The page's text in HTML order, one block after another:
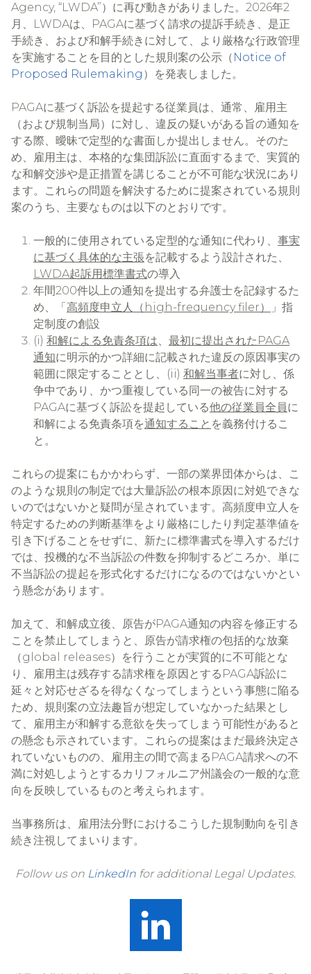
Agency, “LWDA”）に再び動きがありました。2026年2
月、LWDAは、PAGAに基づく請求の提訴手続き、是正
手続き、および和解手続きに対して、より厳格な行政管理
を実施することを目的とした規則案の公示（ Notice of
Proposed Rulemaking ）を発表しました。
PAGAに基づく訴訟を提起する従業員は、通常、雇用主
（および規制当局）に対し、違反の疑いがある旨の通知を
する際、曖昧で定型的な書面しか提出しません。そのた
め、雇用主は、本格的な集団訴訟に直面するまで、実質的
な和解交渉や是正措置を講じることが不可能な状況にあり
ます。これらの問題を解決するために提案されている規則
案のうち、主要なものは以下のとおりです。
一般的に使用されている定型的な通知に代わり、 事実
に基づく具体的な主張を記載するよう設計された、
LWDA起訴用標準書式の導入
年間200件以上の通知を提出する弁護士を記録するた
め、「高頻度申立人（high-frequency filer）
」指
定制度の創設
(i) 和解による免責条項は、 最初に提出されたPAGA
通知に明示的かつ詳細に記載された違反の原因事実の
範囲に限定することとし、(ii) 和解当事者に対し、係
争中であり、かつ重複している同一の被告に対する
PAGAに基づく訴訟を提起している他の従業員全員に
和解による免責条項を通知すること を義務付けるこ
と。
これらの提案にもかかわらず、一部の業界団体からは、こ
のような規則の制定では大量訴訟の根本原因に対処できな
いのではないかと疑問が呈されています。高頻度申立人を
特定するための判断基準をより厳格にしたり判定基準値を
引き下げることをせずに、新たに標準書式を導入するだけ
では、投機的な不当訴訟の件数を抑制するどころか、単に
不当訴訟の提起を形式化するだけになるのではないかとい
う懸念があります。
加えて、和解成立後、原告がPAGA通知の内容を修正する
ことを禁止してしまうと、原告が請求権の包括的な放棄
（global releases）を行うことが実質的に不可能とな
り、雇用主は残存する請求権を原因とするPAGA訴訟に
延々と対応せざるを得なくなってしまうという事態に陥る
ため、規則案の立法趣旨が想定していなかった結果とし
て、雇用主が和解する意欲を失ってしまう可能性があると
の懸念も示されています。これらの提案はまだ最終決定さ
れていないものの、雇用主の間で高まるPAGA請求への不
満に対処しようとするカリフォルニア州議会の一般的な意
向を反映しているものと考えられます。
当事務所は、雇用法分野におけるこうした規制動向を引き
続き注視してまいります。
Follow us on LinkedIn for additional Legal Updates.